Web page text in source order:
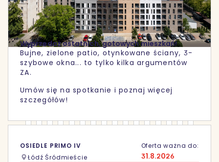
Wyprzedaż ostatnich, gotowych mieszkań!
Bujne, zielone patio, otynkowane ściany, 3-
szybowe okna... to tylko kilka argumentów
ZA.
Umów się na spotkanie i poznaj więcej
szczegółów!
OSIEDLE PRIMO IV
Łódź Śródmieście
Oferta ważna do:
31.8.2026